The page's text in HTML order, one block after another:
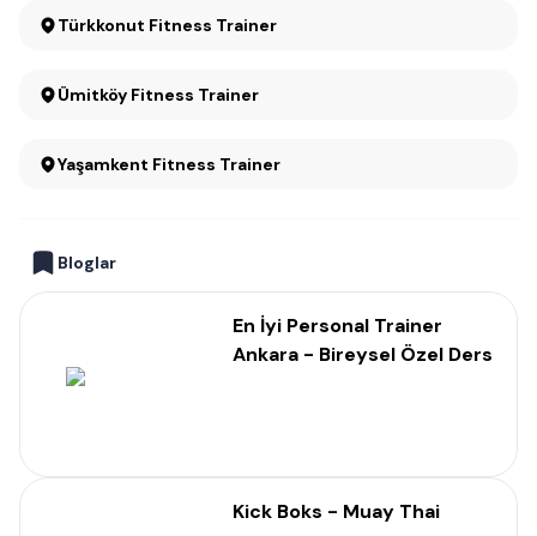
Türkkonut Fitness Trainer
Ümitköy Fitness Trainer
Yaşamkent Fitness Trainer
Bloglar
En İyi Personal Trainer
Ankara - Bireysel Özel Ders
Kick Boks - Muay Thai